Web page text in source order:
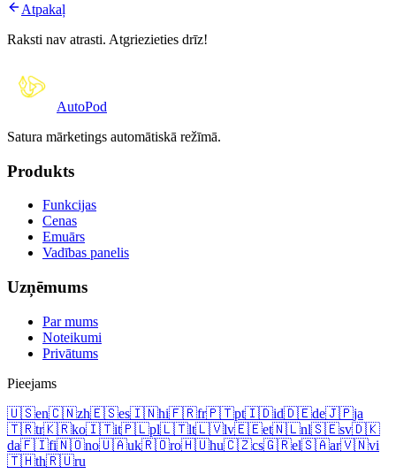
Atpakaļ
Raksti nav atrasti. Atgriezieties drīz!
AutoPod
Satura mārketings automātiskā režīmā.
Produkts
Funkcijas
Cenas
Emuārs
Vadības panelis
Uzņēmums
Par mums
Noteikumi
Privātums
Pieejams
🇺🇸en🇨🇳zh🇪🇸es🇮🇳hi🇫🇷fr🇵🇹pt🇮🇩id🇩🇪de🇯🇵ja
🇹🇷tr🇰🇷ko🇮🇹it🇵🇱pl🇱🇹lt🇱🇻lv🇪🇪et🇳🇱nl🇸🇪sv🇩🇰
da🇫🇮fi🇳🇴no🇺🇦uk🇷🇴ro🇭🇺hu🇨🇿cs🇬🇷el🇸🇦ar🇻🇳vi
🇹🇭th🇷🇺ru